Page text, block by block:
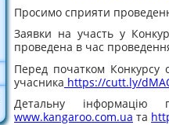
Просимо сприяти
Заявки на участь у
проведена в час
Перед початком Конкурсу
учасника https://cutt.ly/
Детальну
www.kangaroo.com.ua та